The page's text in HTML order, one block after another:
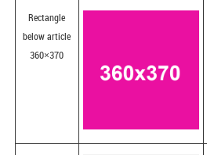
Rectangle
below article
360×370